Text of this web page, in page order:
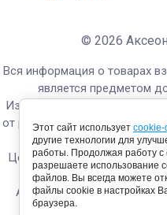
© 2026
Вся информация о товарах
является предметом
Изображения и технические
от реальных. Проверяйте
и
Цены, приведённые на
публичной офертой и
Администрация
Передача и обработка
Этот сайт использует
другие технологии для
работы. Продолжая работу с
разрешаете использование
файлов. Вы всегда можете
файлы cookie в настройках
браузера.